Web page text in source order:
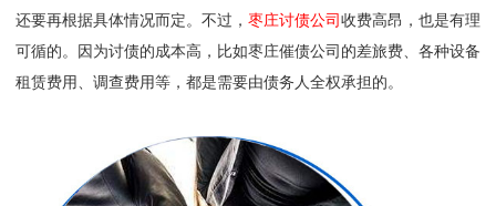
还要再根据具体情况而定。不过， 枣庄讨债公司收费高昂，也是有理
可循的。因为讨债的成本高，比如枣庄催债公司的差旅费、各种设备
租赁费用、调查费用等，都是需要由债务人全权承担的。